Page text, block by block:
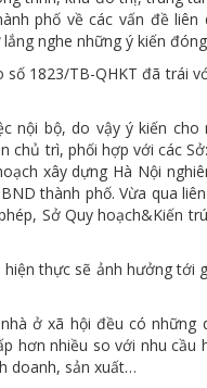
phố về các vấn đề
nghe những ý kiến
1823/TB-QHKT đã trái
nội bộ, do vậy ý kiến
chủ trì, phối hợp với các
xây dựng Hà Nội
thành phố. Vừa qua
Sở Quy hoạch&Kiến
thực sẽ ảnh hưởng
ở xã hội đều có
hơn nhiều so với nhu cầu
doanh, sản xuất…